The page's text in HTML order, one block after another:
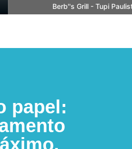
Berb''s Grill - Tupi Paulista
papel: